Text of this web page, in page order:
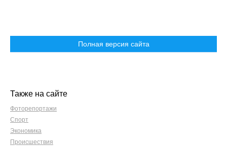
Полная версия сайта
Также на сайте
Фоторепортажи
Спорт
Экономика
Происшествия